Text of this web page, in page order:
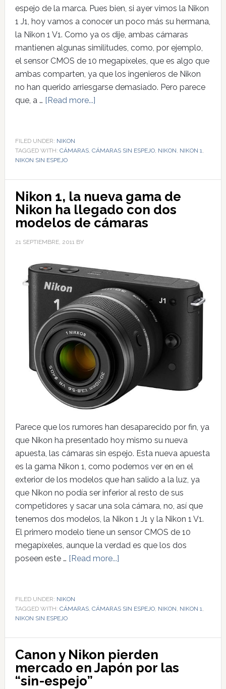
espejo de la marca. Pues bien, si ayer vimos la Nikon
1 J1, hoy vamos a conocer un poco más su hermana,
la Nikon 1 V1. Como ya os dije, ambas cámaras
mantienen algunas similitudes, como, por ejemplo,
el sensor CMOS de 10 megapíxeles, que es algo que
ambas comparten, ya que los ingenieros de Nikon
no han querido arriesgarse demasiado. Pero parece
que, a … [Read more...]
FILED UNDER: NIKON
TAGGED WITH: CÁMARAS, CÁMARAS SIN ESPEJO, NIKON, NIKON 1,
NIKON SIN ESPEJO
Nikon 1, la nueva gama de
Nikon ha llegado con dos
modelos de cámaras
21 SEPTIEMBRE, 2011BY
Parece que los rumores han desaparecido por fin, ya
que Nikon ha presentado hoy mismo su nueva
apuesta, las cámaras sin espejo. Esta nueva apuesta
es la gama Nikon 1, como podemos ver en en el
exterior de los modelos que han salido a la luz, ya
que Nikon no podía ser inferior al resto de sus
competidores y sacar una sola cámara, no, así que
tenemos dos modelos, la Nikon 1 J1 y la Nikon 1 V1.
El primero modelo tiene un sensor CMOS de 10
megapíxeles, aunque la verdad es que los dos
poseen este … [Read more...]
FILED UNDER: NIKON
TAGGED WITH: CÁMARAS, CÁMARAS SIN ESPEJO, NIKON, NIKON 1,
NIKON SIN ESPEJO
Canon y Nikon pierden
mercado en Japón por las
“sin-espejo”